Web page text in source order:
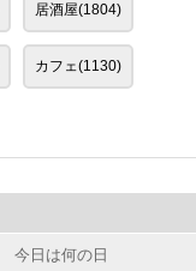
居酒屋(1804)
カフェ(1130)
今日は何の日